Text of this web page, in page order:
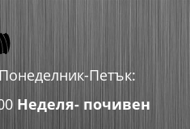
Петък:
Неделя- почивен